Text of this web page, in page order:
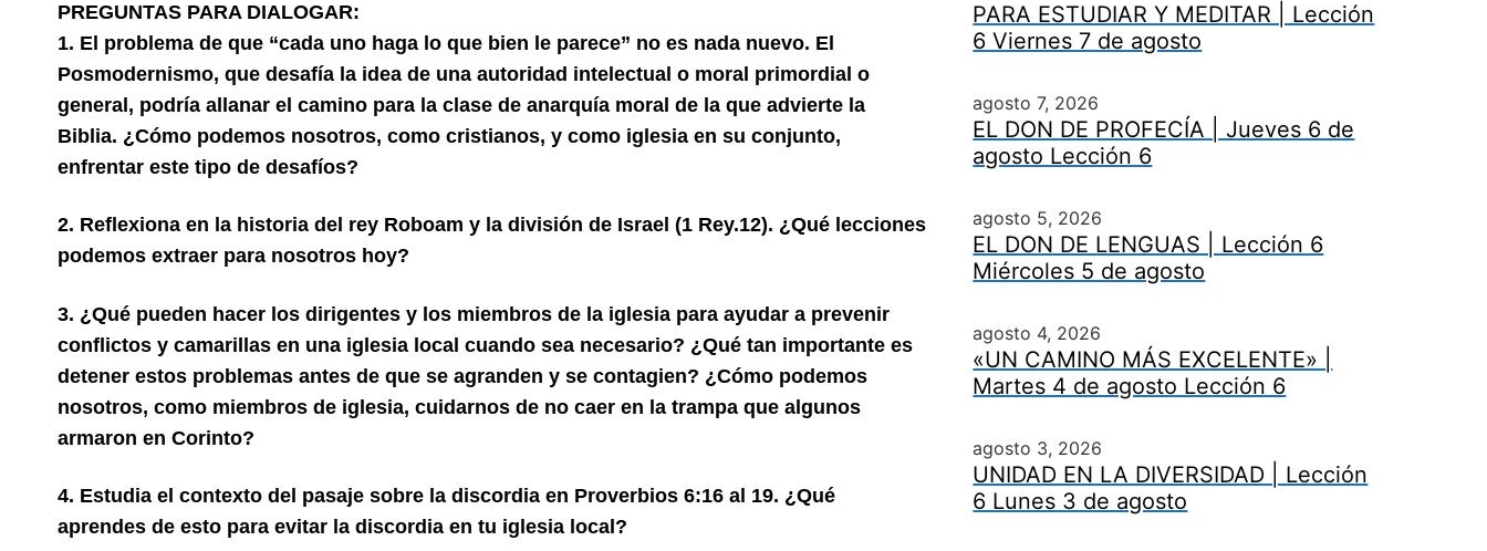
PREGUNTAS PARA DIALOGAR:
1. El problema de que “cada uno haga lo que bien le parece” no es nada nuevo. El
Posmodernismo, que desafía la idea de una autoridad intelectual o moral primordial o
general, podría allanar el camino para la clase de anarquía moral de la que advierte la
Biblia. ¿Cómo podemos nosotros, como cristianos, y como iglesia en su conjunto,
enfrentar este tipo de desafíos?
2. Reflexiona en la historia del rey Roboam y la división de Israel (1 Rey.12). ¿Qué lecciones
podemos extraer para nosotros hoy?
3. ¿Qué pueden hacer los dirigentes y los miembros de la iglesia para ayudar a prevenir
conflictos y camarillas en una iglesia local cuando sea necesario? ¿Qué tan importante es
detener estos problemas antes de que se agranden y se contagien? ¿Cómo podemos
nosotros, como miembros de iglesia, cuidarnos de no caer en la trampa que algunos
armaron en Corinto?
4. Estudia el contexto del pasaje sobre la discordia en Proverbios 6:16 al 19. ¿Qué
aprendes de esto para evitar la discordia en tu iglesia local?
PARA ESTUDIAR Y MEDITAR | Lección
6 Viernes 7 de agosto
agosto 7, 2026
EL DON DE PROFECÍA | Jueves 6 de
agosto Lección 6
agosto 5, 2026
EL DON DE LENGUAS | Lección 6
Miércoles 5 de agosto
agosto 4, 2026
«UN CAMINO MÁS EXCELENTE» |
Martes 4 de agosto Lección 6
agosto 3, 2026
UNIDAD EN LA DIVERSIDAD | Lección
6 Lunes 3 de agosto